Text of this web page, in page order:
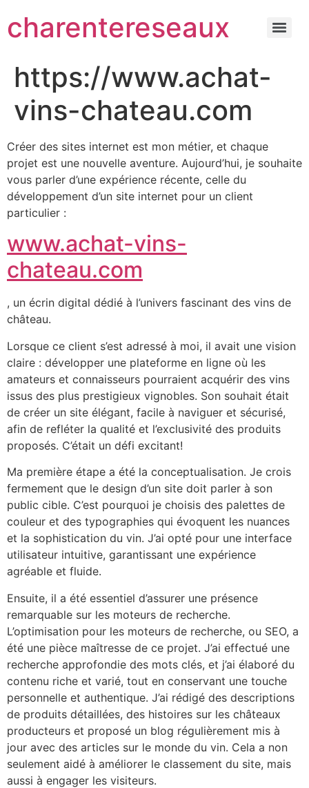
charentereseaux
https://www.achat-
vins-chateau.com
Créer des sites internet est mon métier, et chaque
projet est une nouvelle aventure. Aujourd’hui, je souhaite
vous parler d’une expérience récente, celle du
développement d’un site internet pour un client
particulier :
www.achat-vins-
chateau.com
, un écrin digital dédié à l’univers fascinant des vins de
château.
Lorsque ce client s’est adressé à moi, il avait une vision
claire : développer une plateforme en ligne où les
amateurs et connaisseurs pourraient acquérir des vins
issus des plus prestigieux vignobles. Son souhait était
de créer un site élégant, facile à naviguer et sécurisé,
afin de refléter la qualité et l’exclusivité des produits
proposés. C’était un défi excitant!
Ma première étape a été la conceptualisation. Je crois
fermement que le design d’un site doit parler à son
public cible. C’est pourquoi je choisis des palettes de
couleur et des typographies qui évoquent les nuances
et la sophistication du vin. J’ai opté pour une interface
utilisateur intuitive, garantissant une expérience
agréable et fluide.
Ensuite, il a été essentiel d’assurer une présence
remarquable sur les moteurs de recherche.
L’optimisation pour les moteurs de recherche, ou SEO, a
été une pièce maîtresse de ce projet. J’ai effectué une
recherche approfondie des mots clés, et j’ai élaboré du
contenu riche et varié, tout en conservant une touche
personnelle et authentique. J’ai rédigé des descriptions
de produits détaillées, des histoires sur les châteaux
producteurs et proposé un blog régulièrement mis à
jour avec des articles sur le monde du vin. Cela a non
seulement aidé à améliorer le classement du site, mais
aussi à engager les visiteurs.